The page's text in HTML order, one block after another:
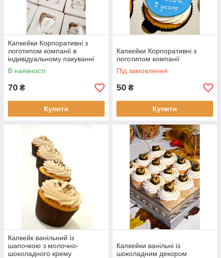
Капкейки Корпоративні з
логотипом компанії в
індивідуальному пакуванні
В наявності
70 ₴
Купити
Капкейки Корпоративні з
логотипом компанії
Під замовлення
50 ₴
Купити
Капкейк ванільний із
шапочкою з молочно-
шоколадного крему
Капкейки ванільні із
шоколадним декором